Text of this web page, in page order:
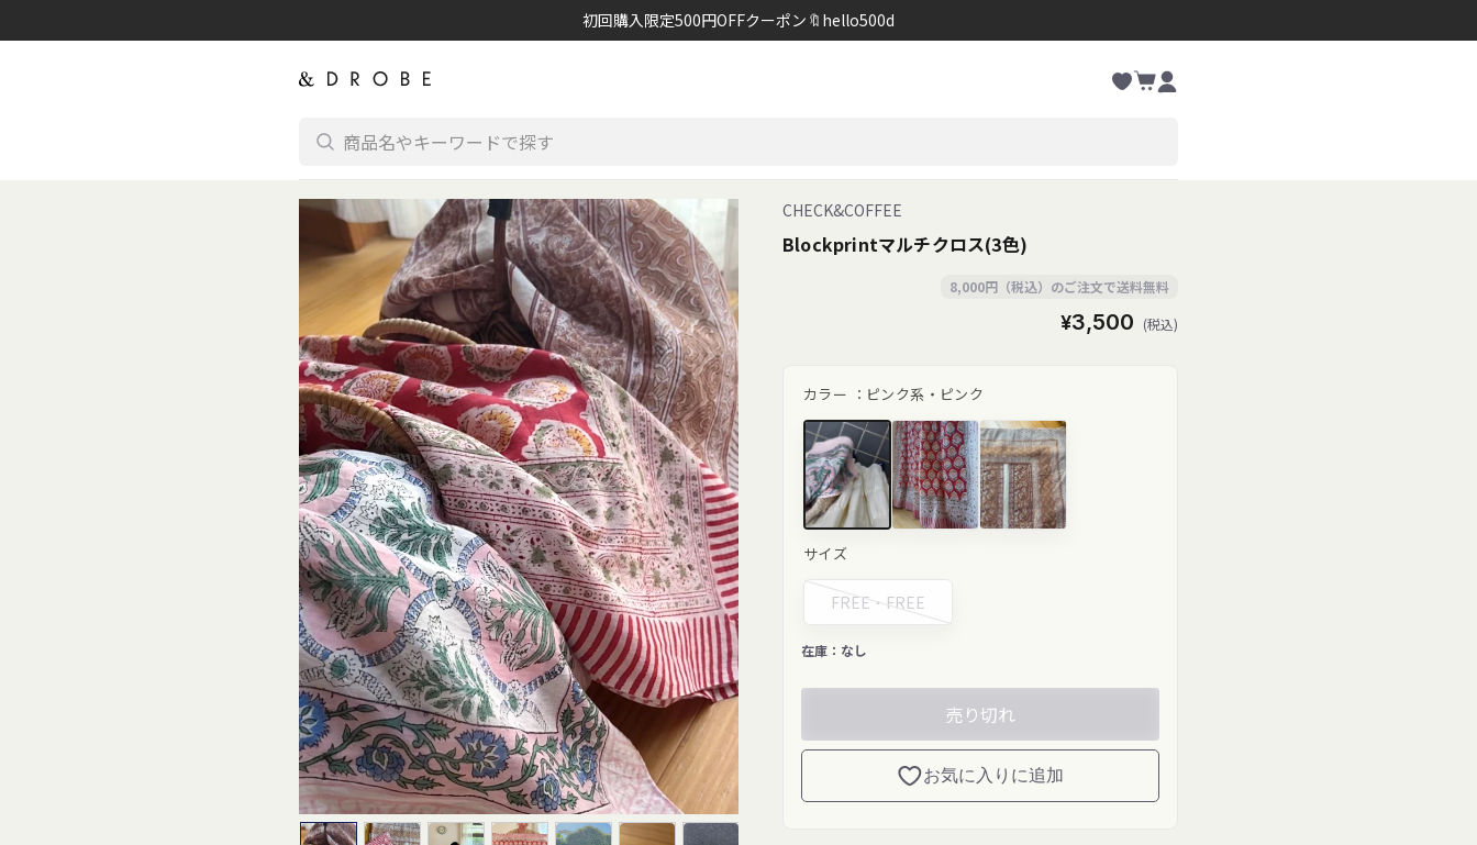
初回購入限定500円OFFクーポン🔖hello500d
に ーロ
CHECK&COFFEE
Blockprintマルチクロス(3色)
8,000円（税込）のご注文で送料無料
通¥3,500 (税込)
カラー ： ピンク系・ピンク
class="product-
picker__image"
width="200"
loading="lazy">
picker__image"
width="200"
サイズ
FREE・ FREE
在庫： なし
売り切れ
お気に入りに追加